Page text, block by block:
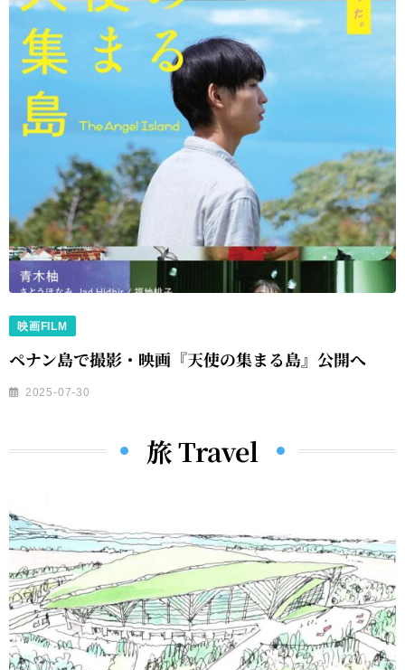
映画FILM
ペナン島で撮影・映画『天使の集まる島』公開へ
2025-07-30
旅 Travel